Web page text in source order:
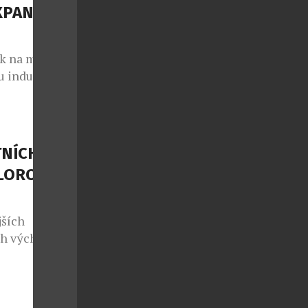
byste
na motivy
industriální
zapojil
nezbylo
Daniel
východní